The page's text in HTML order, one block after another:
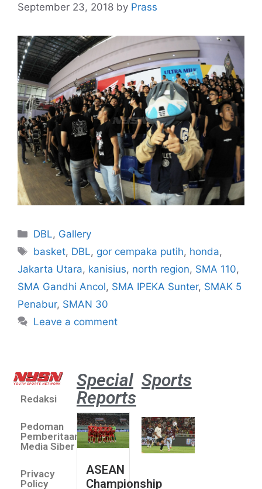
September 23, 2018 by Prass
DBL, Gallery
basket, DBL, gor cempaka putih, honda,
Jakarta Utara, kanisius, north region, SMA 110,
SMA Gandhi Ancol, SMA IPEKA Sunter, SMAK 5
Penabur, SMAN 30
Leave a comment
Redaksi
Pedoman
Pemberitaan
Media Siber
Privacy
Policy
Special
Reports
ASEAN
Championship
Sports